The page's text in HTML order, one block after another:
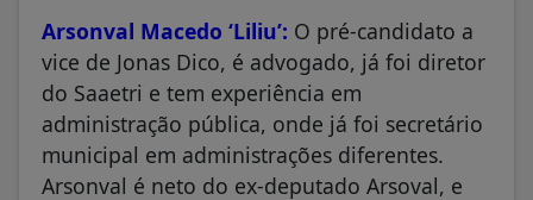
Arsonval Macedo ‘Liliu’: O pré-candidato a
vice de Jonas Dico, é advogado, já foi diretor
do Saaetri e tem experiência em
administração pública, onde já foi secretário
municipal em administrações diferentes.
Arsonval é neto do ex-deputado Arsoval, e